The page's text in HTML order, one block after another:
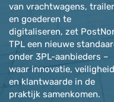
van vrachtwagens,
en goederen te
digitaliseren, zet
TPL een nieuwe
onder 3PL-aanbieders –
waar innovatie, veiligheid
en klantwaarde in de
praktijk samenkomen.